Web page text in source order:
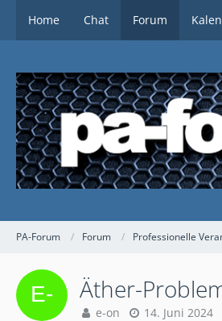
Home Chat Forum
PA-Forum Forum Professionelle
Äther-
e-on 14. Juni 2024